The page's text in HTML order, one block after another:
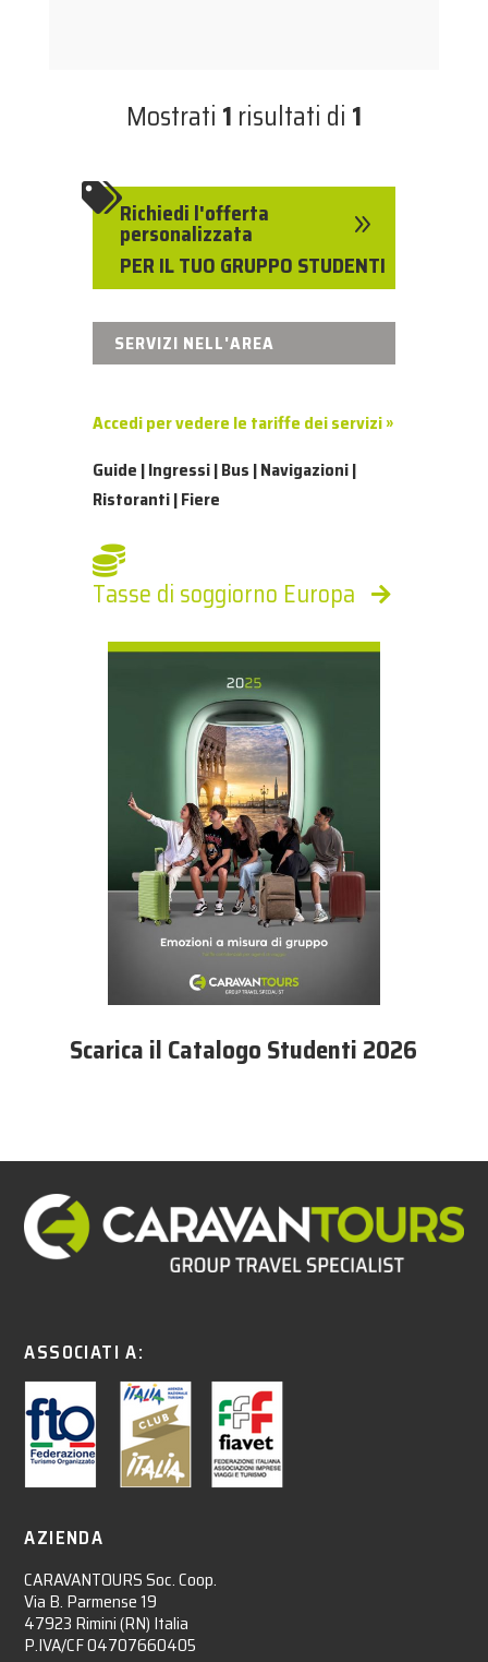
Mostrati 1 risultati di 1
Richiedi l'offerta
personalizzata
PER IL TUO GRUPPO STUDENTI
9
SERVIZI NELL'AREA
Accedi per vedere le tariffe dei servizi »
Guide | Ingressi | Bus | Navigazioni |
Ristoranti | Fiere
Tasse di soggiorno Europa
Scarica il Catalogo Studenti 2026
ASSOCIATI A:
AZIENDA
CARAVANTOURS Soc. Coop.
Via B. Parmense 19
47923 Rimini (RN) Italia
P.IVA/CF 04707660405